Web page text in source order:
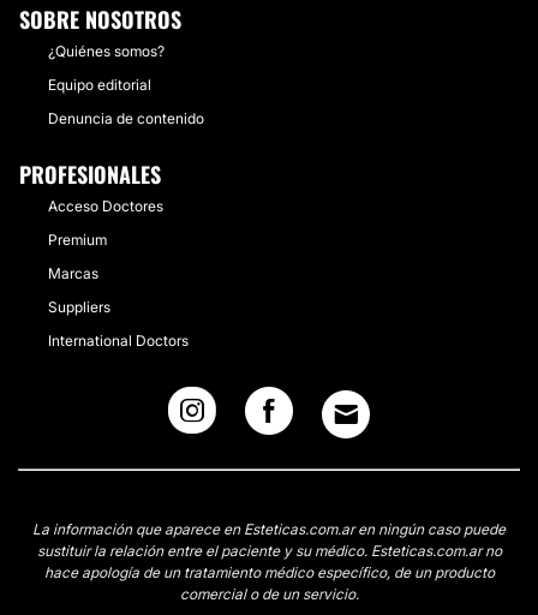
SOBRE NOSOTROS
¿Quiénes somos?
Equipo editorial
Denuncia de contenido
PROFESIONALES
Acceso Doctores
Premium
Marcas
Suppliers
International Doctors
La información que aparece en Esteticas.com.ar en ningún caso puede
sustituir la relación entre el paciente y su médico. Esteticas.com.ar no
hace apología de un tratamiento médico específico, de un producto
comercial o de un servicio.